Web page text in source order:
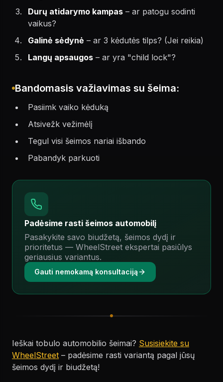
Durų atidarymo kampas – ar patogu sodinti
vaikus?
Galinė sėdynė – ar 3 kėdutės tilps? (Jei reikia)
Langų apsaugos – ar yra "child lock"?
Bandomasis važiavimas su šeima:
Pasiimk vaiko kėduką
Atsivežk vežimėlį
Tegul visi šeimos nariai išbando
Pabandyk parkuoti
Padėsime rasti šeimos automobilį
Pasakykite savo biudžetą, šeimos dydį ir
prioritetus — WheelStreet ekspertai pasiūlys
geriausius variantus.
Gauti nemokamą konsultaciją
Ieškai tobulo automobilio šeimai? Susisiekite su
WheelStreet – padėsime rasti variantą pagal jūsų
šeimos dydį ir biudžetą!